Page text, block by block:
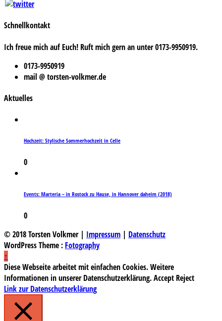
Schnellkontakt
Ich freue mich auf Euch! Ruft mich gern an unter 0173-9950919.
0173-9950919
mail @ torsten-volkmer.de
Aktuelles
Hochzeit: Stylische Sommerhochzeit in Celle
0
Events: Marteria – in Rostock zu Hause, in Hannover daheim (2018)
0
© 2018 Torsten Volkmer | Impressum | Datenschutz
WordPress Theme : Fotography
↑
Diese Webseite arbeitet mit einfachen Cookies. Weitere
Informationen in unserer Datenschutzerklärung.Accept Reject
Link zur Datenschutzerklärung